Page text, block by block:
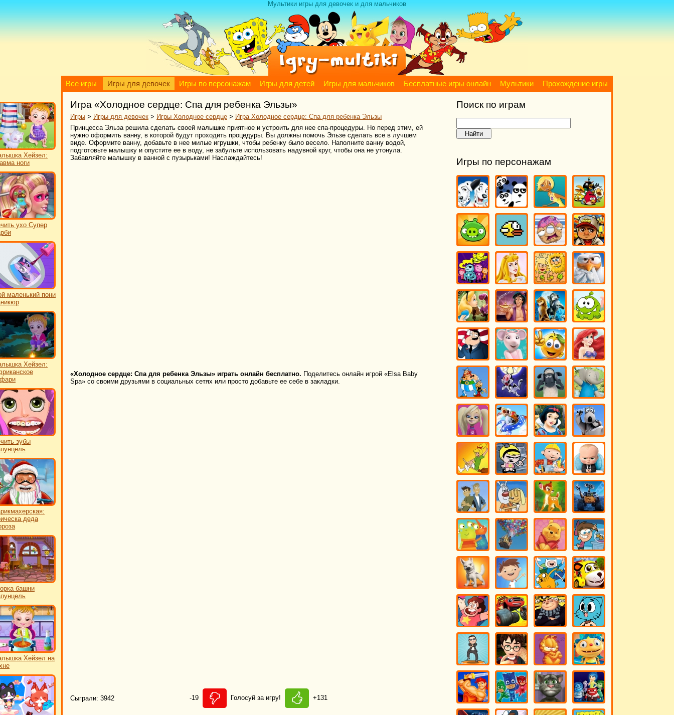
Мультики игры для девочек и для мальчиков
Все игры Игры для девочек Игры по персонажам Игры для детей Игры для мальчиков Бесплатные игры онлайн Мультики Прохождение игры
Хейзел:
ноги
ухо Супер
маленький пони
Хейзел:
зубы
деда
башни
Хейзел на
Игра «Холодное сердце: Спа для ребенка Эльзы»
Игры > Игры для девочек > Игры Холодное сердце > Игра Холодное сердце: Спа для ребенка Эльзы
Принцесса Эльза решила сделать своей малышке приятное и устроить для нее спа-процедуры. Но перед этим, ей
нужно оформить ванну, в которой будут проходить процедуры. Вы должны помочь Эльзе сделать все в лучшем
виде. Оформите ванну, добавьте в нее милые игрушки, чтобы ребенку было весело. Наполните ванну водой,
подготовьте малышку и опустите ее в воду, не забульте использовать надувной круг, чтобы она не утонула.
Забавляйте малышку в ванной с пузырьками! Наслаждайтесь!
«Холодное сердце: Спа для ребенка Эльзы» играть онлайн бесплатно. Поделитесь онлайн игрой «Elsa Baby
Spa» со своими друзьями в социальных сетях или просто добавьте ее себе в закладки.
Сыграли: 3942 -19 Голосуй за игру! +131
Поиск по играм
Игры по персонажам